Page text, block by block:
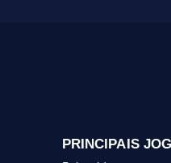
PRINCIPAIS